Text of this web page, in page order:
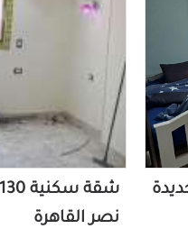
نصر القاهرة